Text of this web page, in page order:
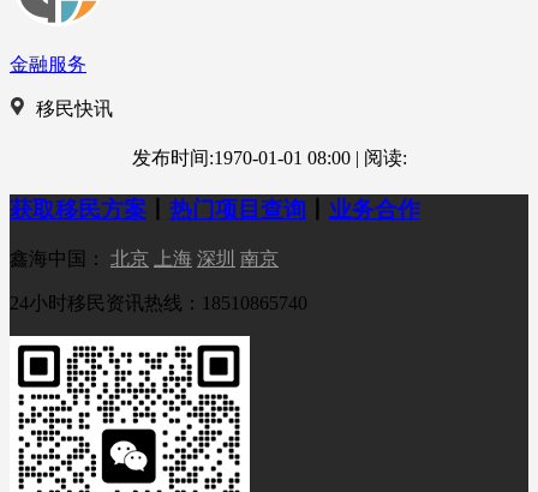
金融服务
移民快讯
发布时间:1970-01-01 08:00 | 阅读:
获取移民方案 热门项目查询 业务合作
鑫海中国： 北京 上海 深圳 南京
24小时移民资讯热线：18510865740